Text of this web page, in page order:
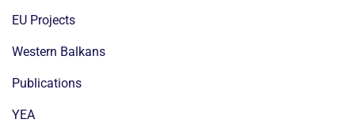
EU Projects
Western Balkans
Publications
YEA